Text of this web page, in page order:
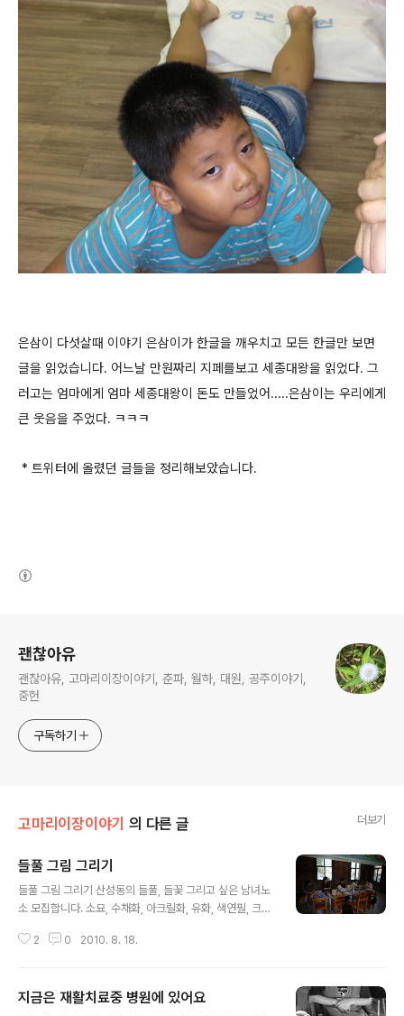
은삼이 다섯살때 이야기 은삼이가 한글을 깨우치고 모든 한글만 보면
글을 읽었습니다. 어느날 만원짜리 지페를보고 세종대왕을 읽었다. 그
러고는 엄마에게 엄마 세종대왕이 돈도 만들었어.....은삼이는 우리에게
큰 웃음을 주었다. ㅋㅋㅋ
* 트위터에 올렸던 글들을 정리해보았습니다.
괜찮아유
괜찮아유, 고마리이장이야기, 춘파, 월하, 대원, 공주이야기,
중헌
구독하기
고마리이장이야기 의 다른 글 더보기
들풀 그림 그리기
들풀 그림 그리기 산성동의 들풀, 들꽃 그리고 싶은 남녀노
소 모집합니다. 소묘, 수채화, 아크릴화, 유화, 색연필, 크레
그릴 수 있도록 그림 지도 합니다. 때론 미술과 디자인에 관
상 미술선생님의 관심 밖으로 밀려나 그림 그릴 기회가 전
2 0 2010. 8. 18.
지금은 재활치료중 병원에 있어요